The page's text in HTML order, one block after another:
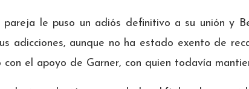
pareja le puso un adiós definitivo a su unión y
adicciones, aunque no ha estado exento de
con el apoyo de Garner, con quien todavía